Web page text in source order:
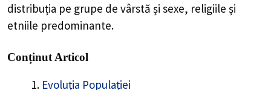
distribuția pe grupe de vârstă și sexe, religiile și
etniile predominante.
Conținut Articol
Evoluția Populației